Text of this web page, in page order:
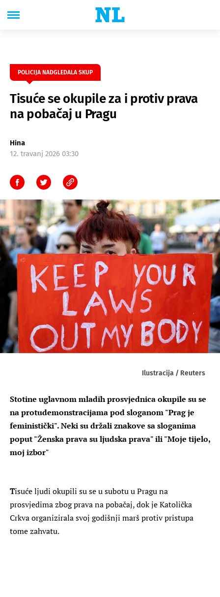
POLICIJA NADGLEDALA SKUP
Tisuće se okupile za i protiv prava
na pobačaj u Pragu
Hina
12. travanj 2026 03:30
Ilustracija / Reuters
Stotine uglavnom mladih prosvjednica okupile su se
na protudemonstracijama pod sloganom "Prag je
feministički". Neki su držali znakove sa sloganima
poput "Ženska prava su ljudska prava" ili "Moje tijelo,
moj izbor"
Tisuće ljudi okupili su se u subotu u Pragu na
prosvjedima zbog prava na pobačaj, dok je Katolička
Crkva organizirala svoj godišnji marš protiv pristupa
tome zahvatu.